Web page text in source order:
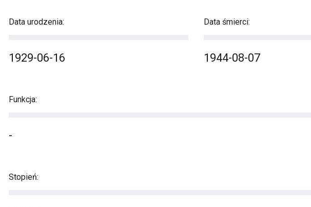
Data urodzenia:
1929-06-16
Data śmierci:
1944-08-07
Funkcja:
-
Stopień: